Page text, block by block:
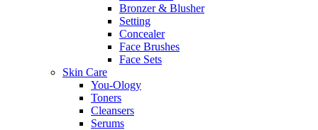
Bronzer & Blusher
Setting
Concealer
Face Brushes
Face Sets
Skin Care
You-Ology
Toners
Cleansers
Serums